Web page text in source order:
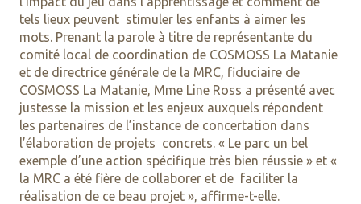
tels lieux peuvent stimuler les enfants à aimer les
mots. Prenant la parole à titre de représentante du
comité local de coordination de COSMOSS La Matanie
et de directrice générale de la MRC, fiduciaire de
COSMOSS La Matanie, Mme Line Ross a présenté avec
justesse la mission et les enjeux auxquels répondent
les partenaires de l’instance de concertation dans
l’élaboration de projets concrets. « Le parc un bel
exemple d’une action spécifique très bien réussie » et «
la MRC a été fière de collaborer et de faciliter la
réalisation de ce beau projet », affirme-t-elle.